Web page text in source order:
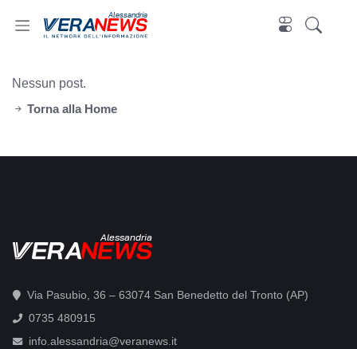
Alessandria
Nessun post.
Torna alla Home
Alessandria
Via Pasubio, 36 – 63074 San Benedetto del Tronto (AP)
0735 480915
info.alessandria@veranews.it